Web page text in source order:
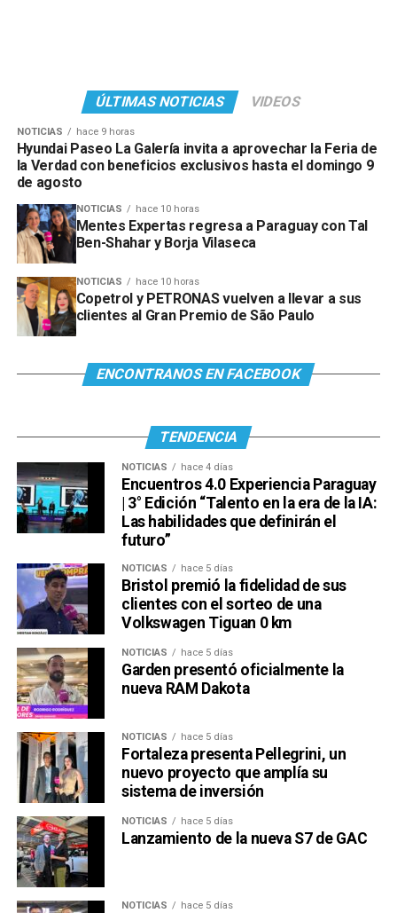
Ver esta publicación en Instagram
Una publicación compartida por Venus Media (@venusmediaoficial)
ÚLTIMAS NOTICIAS VIDEOS
NOTICIAS hace 9 horas
Hyundai Paseo La Galería invita a aprovechar la Feria de
la Verdad con beneficios exclusivos hasta el domingo 9
de agosto
NOTICIAS hace 10 horas
Mentes Expertas regresa a Paraguay con Tal
Ben-Shahar y Borja Vilaseca
NOTICIAS hace 10 horas
Copetrol y PETRONAS vuelven a llevar a sus
clientes al Gran Premio de São Paulo
ENCONTRANOS EN FACEBOOK
TENDENCIA
NOTICIAS hace 4 días
Encuentros 4.0 Experiencia Paraguay
| 3° Edición “Talento en la era de la IA:
Las habilidades que definirán el
futuro”
NOTICIAS hace 5 días
Bristol premió la fidelidad de sus
clientes con el sorteo de una
Volkswagen Tiguan 0 km
NOTICIAS hace 5 días
Garden presentó oficialmente la
nueva RAM Dakota
NOTICIAS hace 5 días
Fortaleza presenta Pellegrini, un
nuevo proyecto que amplía su
sistema de inversión
NOTICIAS hace 5 días
Lanzamiento de la nueva S7 de GAC
NOTICIAS hace 5 días